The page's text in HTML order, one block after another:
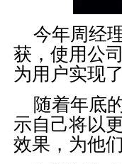
今年周经
获，使用公
为用户实现
随着年底
示自己将以
效果，为他